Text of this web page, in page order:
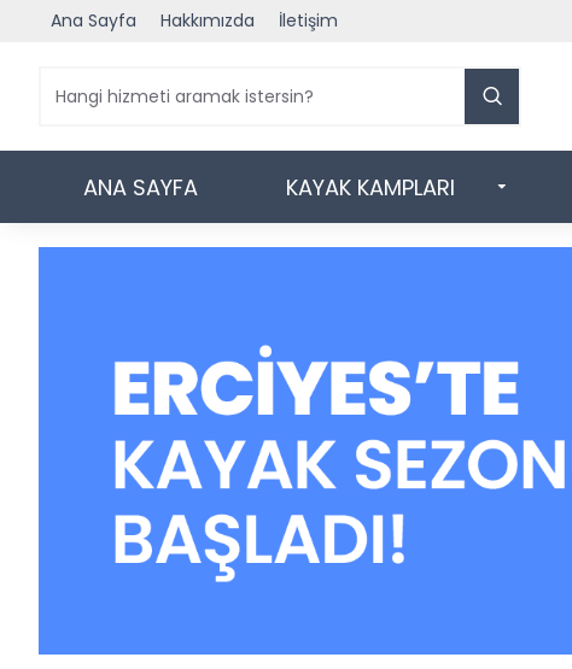
Ana Sayfa Hakkımızda İletişim
ANA SAYFA KAYAK KAMPLARI